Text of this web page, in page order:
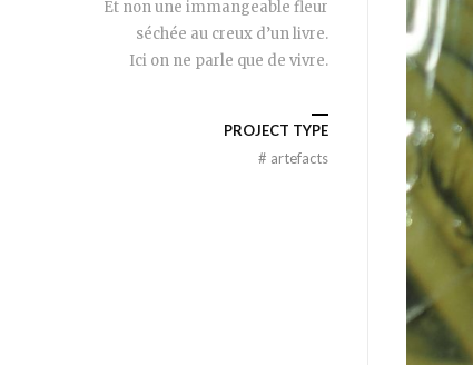
Et non une immangeable fleur
séchée au creux d’un livre.
Ici on ne parle que de vivre.
PROJECT TYPE
# artefacts